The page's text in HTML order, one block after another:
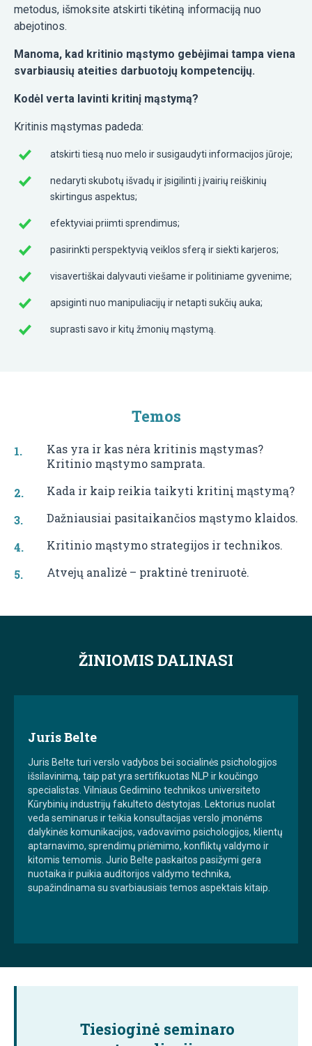
metodus, išmoksite atskirti tikėtiną informaciją nuo
abejotinos.
Manoma, kad kritinio mąstymo gebėjimai tampa viena
svarbiausių ateities darbuotojų kompetencijų.
Kodėl verta lavinti kritinį mąstymą?
Kritinis mąstymas padeda:
atskirti tiesą nuo melo ir susigaudyti informacijos jūroje;
nedaryti skubotų išvadų ir įsigilinti į įvairių reiškinių
skirtingus aspektus;
efektyviai priimti sprendimus;
pasirinkti perspektyvią veiklos sferą ir siekti karjeros;
visavertiškai dalyvauti viešame ir politiniame gyvenime;
apsiginti nuo manipuliacijų ir netapti sukčių auka;
suprasti savo ir kitų žmonių mąstymą.
Temos
Kas yra ir kas nėra kritinis mąstymas?
Kritinio mąstymo samprata.
Kada ir kaip reikia taikyti kritinį mąstymą?
Dažniausiai pasitaikančios mąstymo klaidos.
Kritinio mąstymo strategijos ir technikos.
Atvejų analizė – praktinė treniruotė.
ŽINIOMIS DALINASI
Juris Belte
Juris Belte turi verslo vadybos bei socialinės psichologijos
išsilavinimą, taip pat yra sertifikuotas NLP ir koučingo
specialistas. Vilniaus Gedimino technikos universiteto
Kūrybinių industrijų fakulteto dėstytojas. Lektorius nuolat
veda seminarus ir teikia konsultacijas verslo įmonėms
dalykinės komunikacijos, vadovavimo psichologijos, klientų
aptarnavimo, sprendimų priėmimo, konfliktų valdymo ir
kitomis temomis. Jurio Belte paskaitos pasižymi gera
nuotaika ir puikia auditorijos valdymo technika,
supažindinama su svarbiausiais temos aspektais kitaip.
Tiesioginė seminaro